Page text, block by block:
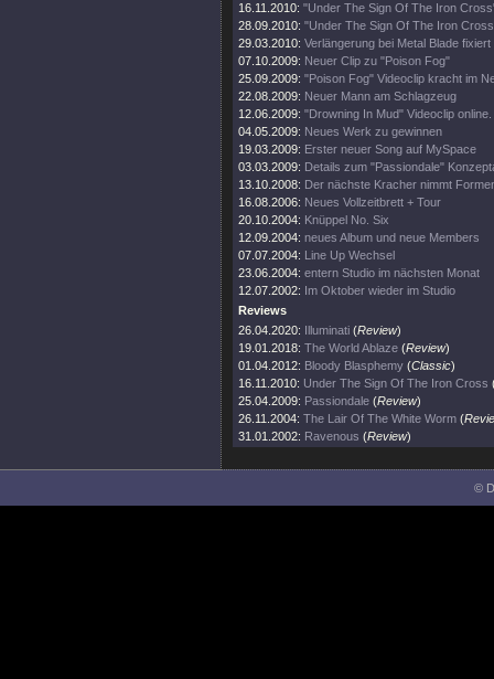
16.11.2010: "Under The Sign Of The Iron
28.09.2010: "Under The Sign Of The Iron
29.03.2010: Verlängerung bei Metal Blade fixiert
07.10.2009: Neuer Clip zu "Poison Fog"
25.09.2009: "Poison Fog" Videoclip kracht im
22.08.2009: Neuer Mann am Schlagzeug
12.06.2009: "Drowning In Mud" Videoclip online.
04.05.2009: Neues Werk zu gewinnen
19.03.2009: Erster neuer Song auf MySpace
03.03.2009: Details zum "Passiondale"
13.10.2008: Der nächste Kracher nimmt
16.08.2006: Neues Vollzeitbrett + Tour
20.10.2004: Knüppel No. Six
12.09.2004: neues Album und neue Members
07.07.2004: Line Up Wechsel
23.06.2004: entern Studio im nächsten Monat
12.07.2002: Im Oktober wieder im Studio
Reviews
26.04.2020: Illuminati (Review)
19.01.2018: The World Ablaze (Review)
01.04.2012: Bloody Blasphemy (Classic)
16.11.2010: Under The Sign Of The Iron Cross
25.04.2009: Passiondale (Review)
26.11.2004: The Lair Of The White Worm (
31.01.2002: Ravenous (Review)
©